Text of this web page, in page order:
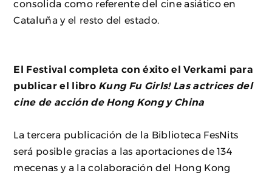
consolida como referente del cine asiático en
Cataluña y el resto del estado.
El Festival completa con éxito el Verkami para
publicar el libro Kung Fu Girls! Las actrices del
cine de acción de Hong Kong y China
La tercera publicación de la Biblioteca FesNits
será posible gracias a las aportaciones de 134
mecenas y a la colaboración del Hong Kong